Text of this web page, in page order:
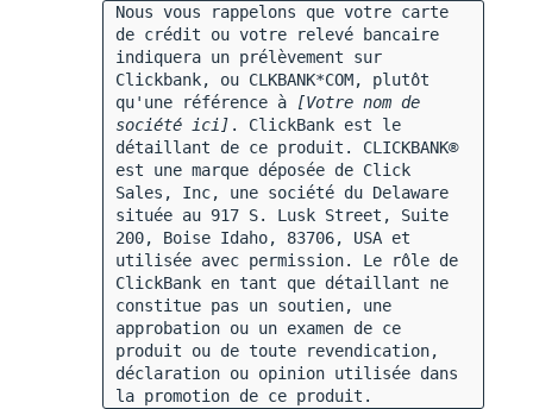
Nous vous rappelons que votre carte
de crédit ou votre relevé bancaire
indiquera un prélèvement sur
Clickbank, ou CLKBANK*COM, plutôt
qu'une référence à
[Votre nom de
société ici] . ClickBank est le
détaillant de ce produit. CLICKBANK®
est une marque déposée de Click
Sales, Inc, une société du Delaware
située au 917 S. Lusk Street, Suite
200, Boise Idaho, 83706, USA et
utilisée avec permission. Le rôle de
ClickBank en tant que détaillant ne
constitue pas un soutien, une
approbation ou un examen de ce
produit ou de toute revendication,
déclaration ou opinion utilisée dans
la promotion de ce produit.